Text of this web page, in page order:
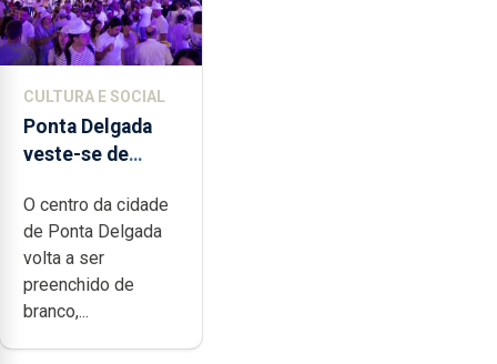
CULTURA E SOCIAL
Ponta Delgada
veste-se de
O centro da cidade
de Ponta Delgada
volta a ser
preenchido de
branco,...